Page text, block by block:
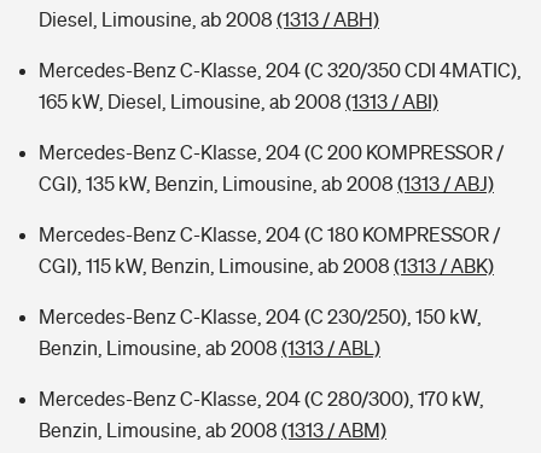
Diesel, Limousine, ab 2008 (1313 / ABH)
Mercedes-Benz C-Klasse, 204 (C 320/350 CDI 4MATIC),
165 kW, Diesel, Limousine, ab 2008 (1313 / ABI)
Mercedes-Benz C-Klasse, 204 (C 200 KOMPRESSOR /
CGI), 135 kW, Benzin, Limousine, ab 2008 (1313 / ABJ)
Mercedes-Benz C-Klasse, 204 (C 180 KOMPRESSOR /
CGI), 115 kW, Benzin, Limousine, ab 2008 (1313 / ABK)
Mercedes-Benz C-Klasse, 204 (C 230/250), 150 kW,
Benzin, Limousine, ab 2008 (1313 / ABL)
Mercedes-Benz C-Klasse, 204 (C 280/300), 170 kW,
Benzin, Limousine, ab 2008 (1313 / ABM)